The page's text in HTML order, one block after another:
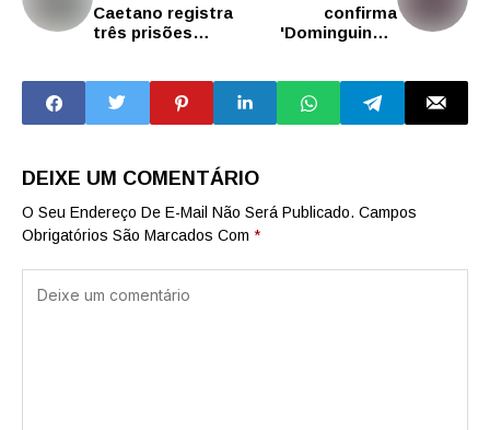
Caetano registra
três prisões
confirma
'Dominguinho'
de 2026
DEIXE UM COMENTÁRIO
O Seu Endereço De E-Mail Não Será Publicado. Campos
Obrigatórios São Marcados Com *